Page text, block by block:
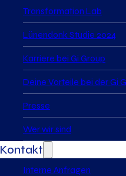
Transformation Lab
Lünendonk Studie 2024
Karriere bei Gi Group
Deine Vorteile bei der Gi
Presse
Wer wir sind
Kontakt
Interne Anfragen